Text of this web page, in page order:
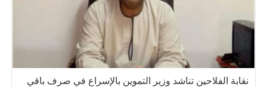
نقابة الفلاحين تناشد وزير التموين بالإسراع في صرف باقي